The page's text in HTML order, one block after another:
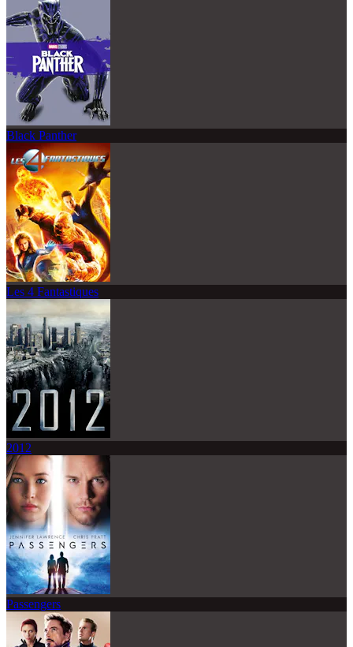
Black Panther
Les 4 Fantastiques
2012
Passengers